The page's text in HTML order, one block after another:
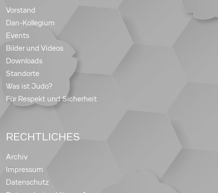
Vorstand
Dan-Kollegium
Events
Bilder und Videos
Downloads
Standorte
Was ist Judo?
Für Respekt und Sicherheit
RECHTLICHES
Archiv
Impressum
Datenschutz